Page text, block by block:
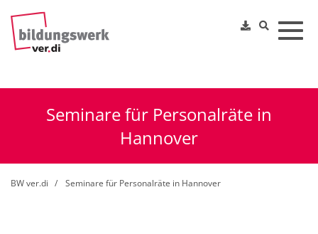
Seminare für Personalräte in
Hannover
BW ver.di Seminare für Personalräte in Hannover